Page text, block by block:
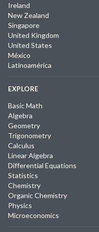
Ireland
New Zealand
Singapore
United Kingdom
United States
México
Latinoamérica
EXPLORE
Basic Math
Algebra
Geometry
Trigonometry
Calculus
Linear Algebra
Differential Equations
Statistics
Chemistry
Organic Chemistry
Physics
Microeconomics